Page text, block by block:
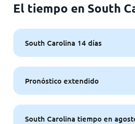
El tiempo en South
South Carolina 14 días
Pronóstico extendido
South Carolina tiempo en